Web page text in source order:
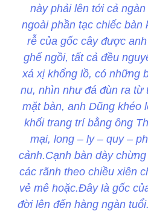
này phải lên tới cả
ngoài phần tạc chiếc bàn
rễ của gốc cây được
ghế ngồi, tất cả đều
xá xị khổng lồ, có những
nu, nhìn như đá đùn ra từ
mặt bàn, anh Dũng khéo
khối trang trí bằng ông
mại, long – ly – quy –
cảnh.Cạnh bàn dày
các rãnh theo chiều xiên
vẻ mê hoặc.Đây là gốc
đời lên đến hàng ngàn